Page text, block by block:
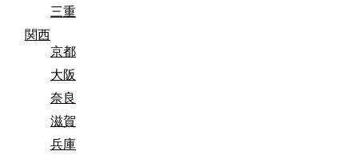
三重
関西
京都
大阪
奈良
滋賀
兵庫